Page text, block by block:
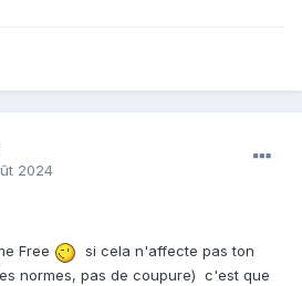
2024
Free
si cela n'affecte pas ton
normes, pas de coupure) c'est que